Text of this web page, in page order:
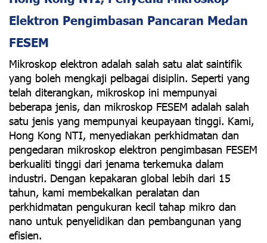
Elektron Pengimbasan Pancaran Medan
FESEM
Mikroskop elektron adalah salah satu alat saintifik
yang boleh mengkaji pelbagai disiplin. Seperti yang
telah diterangkan, mikroskop ini mempunyai
beberapa jenis, dan mikroskop FESEM adalah salah
satu jenis yang mempunyai keupayaan tinggi. Kami,
Hong Kong NTI, menyediakan perkhidmatan dan
pengedaran mikroskop elektron pengimbasan FESEM
berkualiti tinggi dari jenama terkemuka dalam
industri. Dengan kepakaran global lebih dari 15
tahun, kami membekalkan peralatan dan
perkhidmatan pengukuran kecil tahap mikro dan
nano untuk penyelidikan dan pembangunan yang
efisien.